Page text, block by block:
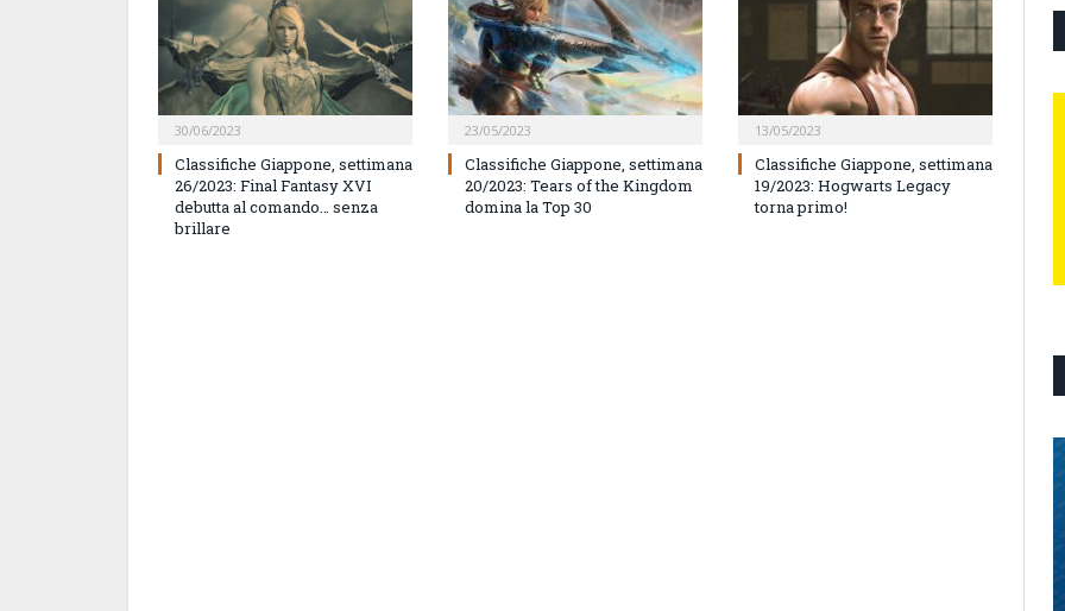
30/06/2023
Classifiche Giappone, settimana
26/2023: Final Fantasy XVI
debutta al comando… senza
brillare
23/05/2023
Classifiche Giappone, settimana
20/2023: Tears of the Kingdom
domina la Top 30
13/05/2023
Classifiche Giappone, settimana
19/2023: Hogwarts Legacy
torna primo!